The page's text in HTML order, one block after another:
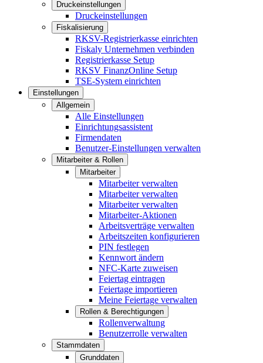
Druckeinstellungen
Druckeinstellungen
Fiskalisierung
RKSV-Registrierkasse einrichten
Fiskaly Unternehmen verbinden
Registrierkasse Setup
RKSV FinanzOnline Setup
TSE-System einrichten
Einstellungen
Allgemein
Alle Einstellungen
Einrichtungsassistent
Firmendaten
Benutzer-Einstellungen verwalten
Mitarbeiter & Rollen
Mitarbeiter
Mitarbeiter verwalten
Mitarbeiter verwalten
Mitarbeiter verwalten
Mitarbeiter-Aktionen
Arbeitsverträge verwalten
Arbeitszeiten konfigurieren
PIN festlegen
Kennwort ändern
NFC-Karte zuweisen
Feiertag eintragen
Feiertage importieren
Meine Feiertage verwalten
Rollen & Berechtigungen
Rollenverwaltung
Benutzerrolle verwalten
Stammdaten
Grunddaten